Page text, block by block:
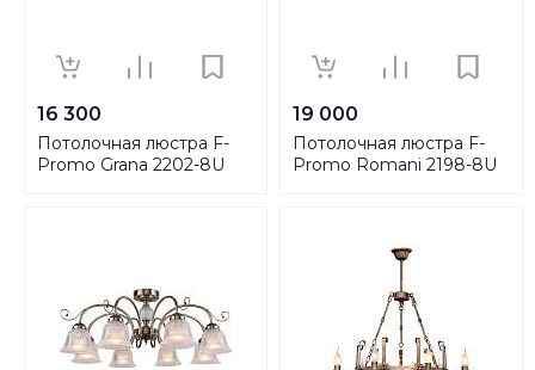
16 300
Потолочная люстра F-
Promo Grana 2202-8U
19 000
Потолочная люстра F-
Promo Romani 2198-8U